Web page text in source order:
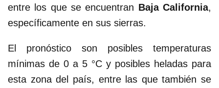
entre los que se encuentran Baja California,
específicamente en sus sierras.
El pronóstico son posibles temperaturas
mínimas de 0 a 5 °C y posibles heladas para
esta zona del país, entre las que también se